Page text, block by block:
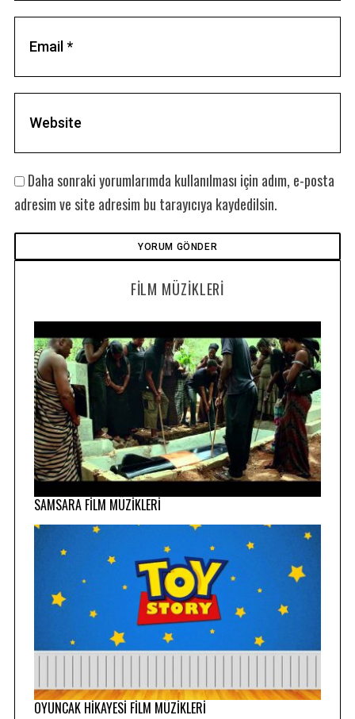
Daha sonraki yorumlarımda kullanılması için adım, e-posta
adresim ve site adresim bu tarayıcıya kaydedilsin.
FILM MÜZIKLERI
SAMSARA FİLM MÜZİKLERİ
OYUNCAK HİKAYESİ FİLM MÜZİKLERİ